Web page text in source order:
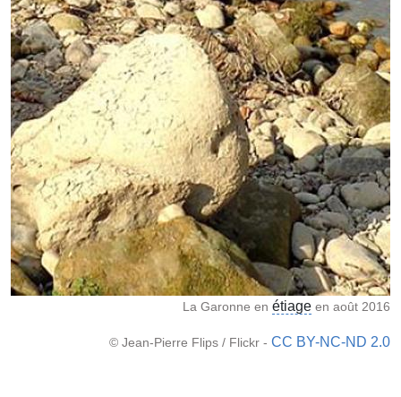
La Garonne en étiage en août 2016
© Jean-Pierre Flips / Flickr - CC BY-NC-ND 2.0